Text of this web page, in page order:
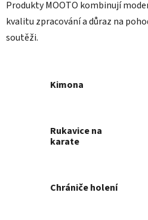
Produkty MOOTO kombinují
kvalitu zpracování a důraz na
soutěži.
Kimona
Rukavice na
karate
Chrániče holení